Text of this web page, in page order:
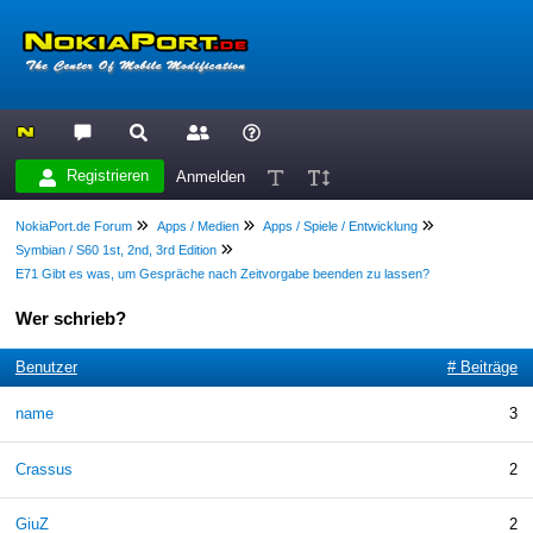
Registrieren Anmelden
NokiaPort.de Forum Apps / Medien
Apps / Spiele / Entwicklung
Symbian / S60 1st, 2nd, 3rd Edition
E71 Gibt es was, um Gespräche nach Zeitvorgabe beenden zu lassen?
Wer schrieb?
Benutzer # Beiträge
name 3
Crassus 2
GiuZ 2